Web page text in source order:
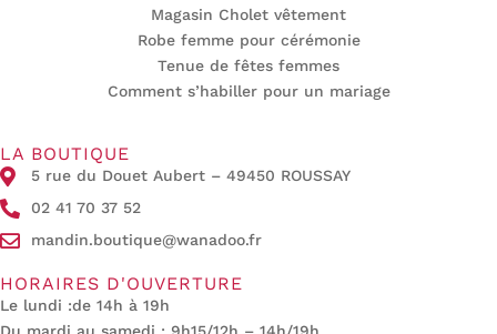
Magasin Cholet vêtement
Robe femme pour cérémonie
Tenue de fêtes femmes
Comment s’habiller pour un mariage
LA BOUTIQUE
5 rue du Douet Aubert – 49450 ROUSSAY
02 41 70 37 52
mandin.boutique@wanadoo.fr
HORAIRES D'OUVERTURE
Le lundi :de 14h à 19h